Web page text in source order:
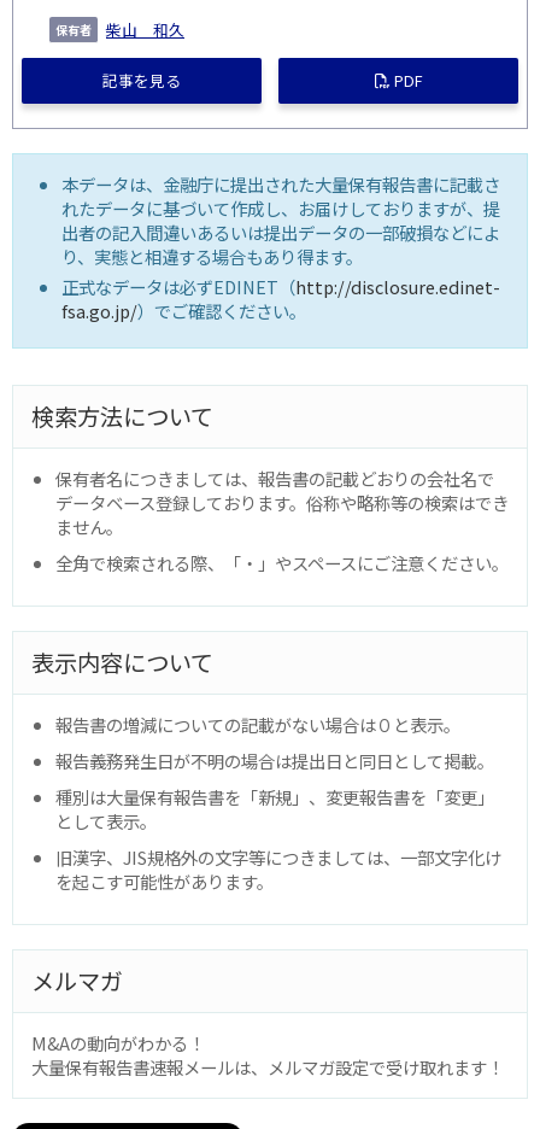
柴山 和久
記事を見る PDF
本データは、金融庁に提出された大量保有報告書に記載さ
れたデータに基づいて作成し、お届けしておりますが、提
出者の記入間違いあるいは提出データの一部破損などによ
り、実態と相違する場合もあり得ます。
正式なデータは必ずEDINET（http://disclosure.edinet-
fsa.go.jp/）でご確認ください。
検索方法について
保有者名につきましては、報告書の記載どおりの会社名で
データベース登録しております。俗称や略称等の検索はでき
ません。
全角で検索される際、「・」やスペースにご注意ください。
表示内容について
報告書の増減についての記載がない場合は０と表示。
報告義務発生日が不明の場合は提出日と同日として掲載。
種別は大量保有報告書を「新規」、変更報告書を「変更」
として表示。
旧漢字、JIS規格外の文字等につきましては、一部文字化け
を起こす可能性があります。
メルマガ
M&Aの動向がわかる！
大量保有報告書速報メールは、メルマガ設定で受け取れます！